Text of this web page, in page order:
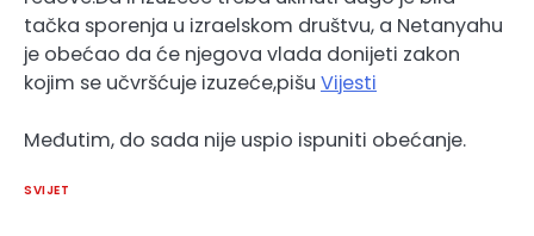
tačka sporenja u izraelskom društvu, a Netanyahu
je obećao da će njegova vlada donijeti zakon
kojim se učvršćuje izuzeće,pišu Vijesti
Međutim, do sada nije uspio ispuniti obećanje.
SVIJET